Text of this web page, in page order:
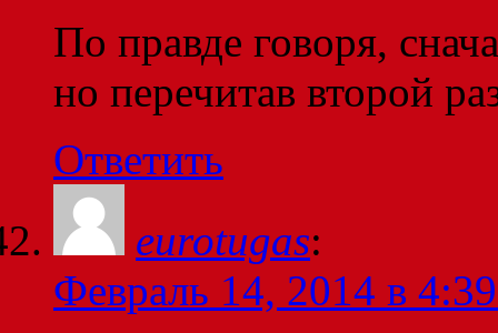
По правде говоря,
но перечитав второй
Ответить
eurotugas:
Февраль 14, 2014 в